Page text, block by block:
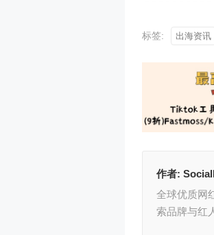
标签: 出海资讯
作者:
全球优质网
索品牌与红